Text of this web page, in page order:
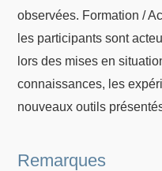
observées. Formation /
les participants sont
lors des mises en
connaissances, les
nouveaux outils
Remarques